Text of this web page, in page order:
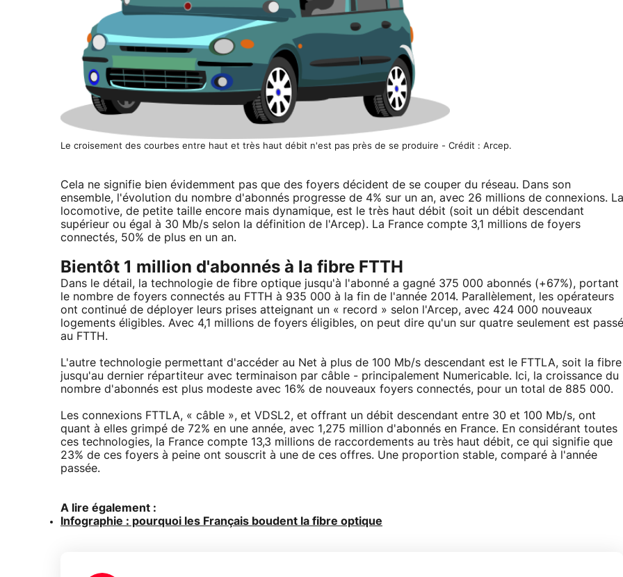
Le croisement des courbes entre haut et très haut débit n'est pas près de se produire - Crédit : Arcep.
Cela ne signifie bien évidemment pas que des foyers décident de se couper du réseau. Dans son
ensemble, l'évolution du nombre d'abonnés progresse de 4% sur un an, avec 26 millions de connexions. La
locomotive, de petite taille encore mais dynamique, est le très haut débit (soit un débit descendant
supérieur ou égal à 30 Mb/s selon la définition de l'Arcep). La France compte 3,1 millions de foyers
connectés, 50% de plus en un an.
Bientôt 1 million d'abonnés à la fibre FTTH
Dans le détail, la technologie de fibre optique jusqu'à l'abonné a gagné 375 000 abonnés (+67%), portant
le nombre de foyers connectés au FTTH à 935 000 à la fin de l'année 2014. Parallèlement, les opérateurs
ont continué de déployer leurs prises atteignant un « record » selon l'Arcep, avec 424 000 nouveaux
logements éligibles. Avec 4,1 millions de foyers éligibles, on peut dire qu'un sur quatre seulement est passé
au FTTH.
L'autre technologie permettant d'accéder au Net à plus de 100 Mb/s descendant est le FTTLA, soit la fibre
jusqu'au dernier répartiteur avec terminaison par câble - principalement Numericable. Ici, la croissance du
nombre d'abonnés est plus modeste avec 16% de nouveaux foyers connectés, pour un total de 885 000.
Les connexions FTTLA, « câble », et VDSL2, et offrant un débit descendant entre 30 et 100 Mb/s, ont
quant à elles grimpé de 72% en une année, avec 1,275 million d'abonnés en France. En considérant toutes
ces technologies, la France compte 13,3 millions de raccordements au très haut débit, ce qui signifie que
23% de ces foyers à peine ont souscrit à une de ces offres. Une proportion stable, comparé à l'année
passée.
A lire également :
Infographie : pourquoi les Français boudent la fibre optique